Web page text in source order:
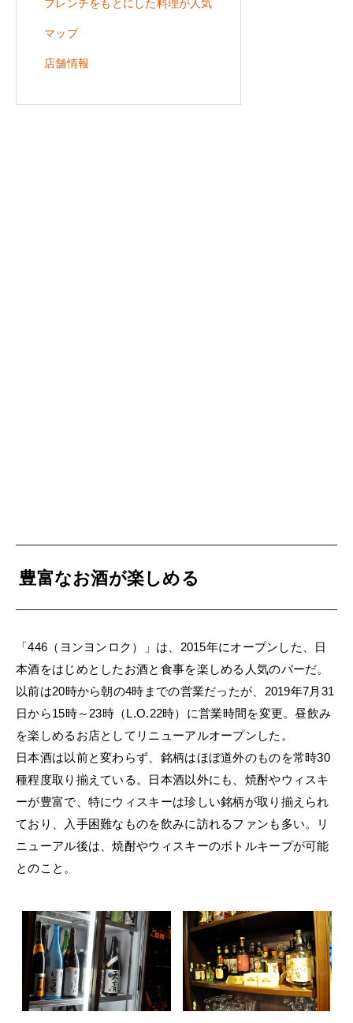
フレンチをもとにした料理が人気
マップ
店舗情報
豊富なお酒が楽しめる
「446（ヨンヨンロク）」は、2015年にオープンした、日
本酒をはじめとしたお酒と食事を楽しめる人気のバーだ。
以前は20時から朝の4時までの営業だったが、2019年7月31
日から15時～23時（L.O.22時）に営業時間を変更。昼飲み
を楽しめるお店としてリニューアルオープンした。
日本酒は以前と変わらず、銘柄はほぼ道外のものを常時30
種程度取り揃えている。日本酒以外にも、焼酎やウィスキ
ーが豊富で、特にウィスキーは珍しい銘柄が取り揃えられ
ており、入手困難なものを飲みに訪れるファンも多い。リ
ニューアル後は、焼酎やウィスキーのボトルキープが可能
とのこと。